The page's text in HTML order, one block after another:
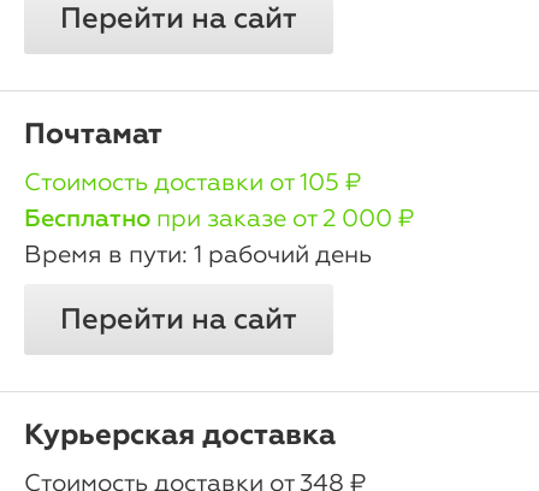
Перейти на сайт
Почтамат
oт 105 ₽
Бесплатно при заказе от 2 000 ₽
1 рабочий день
Перейти на сайт
Курьерская доставка
oт 348 ₽